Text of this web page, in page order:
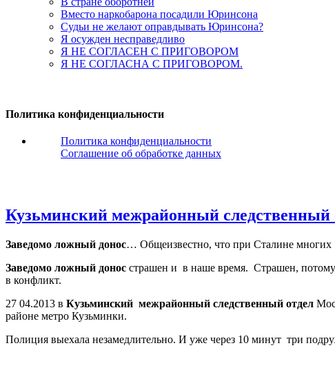
Вместо наркобарона посадили Юринсона
Судьи не желают оправдывать Юринсона?
Я осужден несправедливо
Я НЕ СОГЛАСЕН С ПРИГОВОРОМ
Я НЕ СОГЛАСНА С ПРИГОВОРОМ.
Политика конфиденциальности
Политика конфиденциальности
Соглашение об обработке данных
Кузьминский межрайонный
Заведомо ложный донос… Общеизвестно, что при Сталине многих
Заведомо ложный донос страшен и в наше время. Страшен, потому
в конфликт.
27 04.2013 в Кузьминский межрайонный следственный отдел
районе метро Кузьминки.
Полиция выехала незамедлительно. И уже через 10 минут три